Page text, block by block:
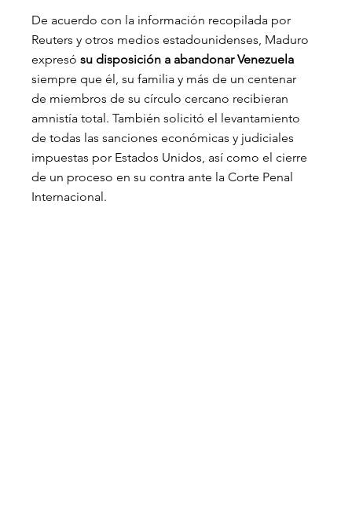
De acuerdo con la información recopilada por
Reuters y otros medios estadounidenses, Maduro
expresó su disposición a abandonar Venezuela
siempre que él, su familia y más de un centenar
de miembros de su círculo cercano recibieran
amnistía total. También solicitó el levantamiento
de todas las sanciones económicas y judiciales
impuestas por Estados Unidos, así como el cierre
de un proceso en su contra ante la Corte Penal
Internacional.